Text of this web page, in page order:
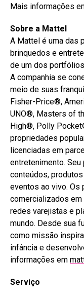
Mais informações
Sobre a Mattel
A Mattel é uma das
brinquedos e
de um dos
A companhia se
meio de suas
Fisher-Price®,
UNO®, Masters of
High®, Polly
propriedades
licenciadas em
entretenimento.
conteúdos,
eventos ao vivo. Os
comercializados em
redes varejistas e
mundo. Desde sua
como missão
infância e
informações em
Serviço